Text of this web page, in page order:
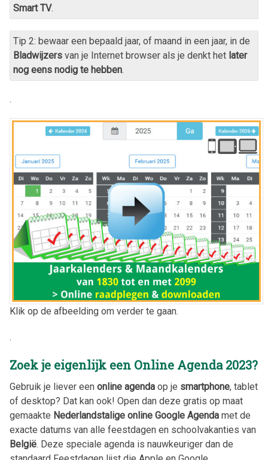
Smart TV.
Tip 2: bewaar een bepaald jaar, of maand in een jaar, in de
Bladwijzers van je Internet browser als je denkt het later
nog eens nodig te hebben.
.
Klik op de afbeelding om verder te gaan.
.
Zoek je eigenlijk een Online Agenda2023?
Gebruik je liever een online agenda op je smartphone, tablet
of desktop? Dat kan ook! Open dan deze gratis op maat
gemaakte Nederlandstalige online Google Agenda met de
exacte datums van alle feestdagen en schoolvakanties van
België. Deze speciale agenda is nauwkeuriger dan de